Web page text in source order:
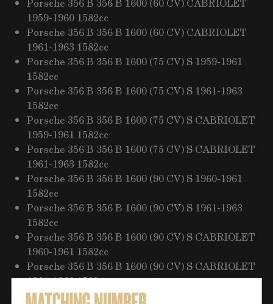
1959-1960 1582cc
Porsche 356 B 356 B 1600 (60 CV) CABRIOLET
1961-1963 1582cc
Porsche 356 B 356 B 1600 (75 CV) S 1959-1961
1582cc
Porsche 356 B 356 B 1600 (75 CV) S 1961-1963
1582cc
Porsche 356 B 356 B 1600 (75 CV) S CABRIOLET
1959-1961 1582cc
Porsche 356 B 356 B 1600 (75 CV) S CABRIOLET
1961-1963 1582cc
Porsche 356 B 356 B 1600 (90 CV) S 1960-1961
1582cc
Porsche 356 B 356 B 1600 (90 CV) S 1961-1963
1582cc
Porsche 356 B 356 B 1600 (90 CV) S CABRIOLET
1960-1961 1582cc
Porsche 356 B 356 B 1600 (90 CV) S CABRIOLET
1961-1963 1582cc
Porsche 356 B 356 B 2000 (130 CV) GS